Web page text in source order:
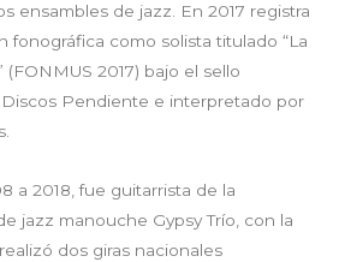
ensambles de jazz. En 2017 registra
fonográfica como solista titulado “La
(FONMUS 2017) bajo el sello
Pendiente e interpretado por
a 2018, fue guitarrista de la
jazz manouche Gypsy Trío, con la
dos giras nacionales